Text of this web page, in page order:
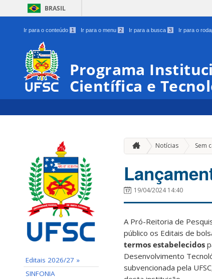
BRASIL
Ir para o conteúdo 1 Ir para o menu 2 Ir para a busca 3 Ir para o
Programa
Científica e
Editais 2026/27 »
SINFONIA
Notícias Sem
19/04/2024 14:40
A Pró-Reitoria de
público os Editais de
termos estabelecidos
Desenvolvimento
subvencionada pela